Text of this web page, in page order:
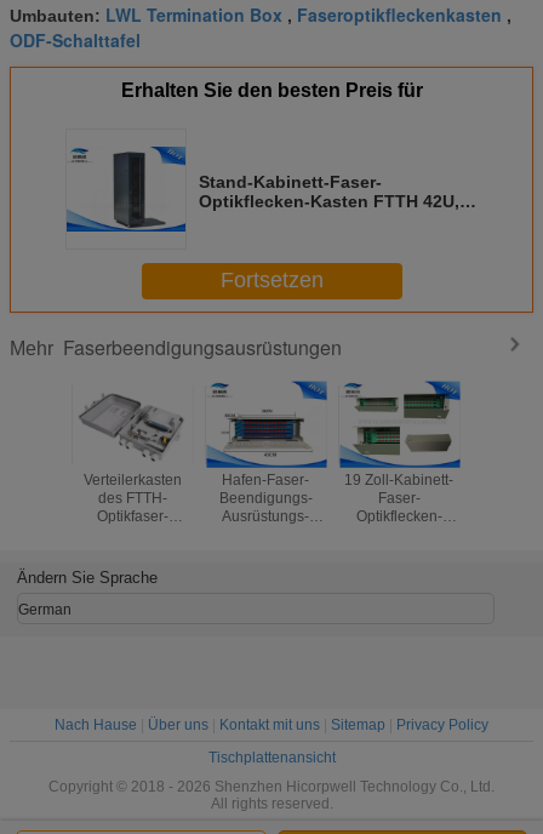
Umbauten: LWL Termination Box , Faseroptikfleckenkasten ,
ODF-Schalttafel
Erhalten Sie den besten Preis für
Stand-Kabinett-Faser-
Optikflecken-Kasten FTTH 42U,
Fortsetzen
Mehr Faserbeendigungsausrüstungen
Verteilerkasten
des FTTH-
Optikfaser-
Ausrüstungen/1x32
Hafen-Faser-
Beendigungs-
Ausrüstungs-
19 Zoll-Kabinett-
Faser-
Optikflecken-
Ändern Sie Sprache
German
Nach Hause Über uns Kontakt mit uns Sitemap
Privacy Policy
Tischplattenansicht
Copyright © 2018 - 2026 Shenzhen Hicorpwell Technology Co., Ltd.
All rights reserved.